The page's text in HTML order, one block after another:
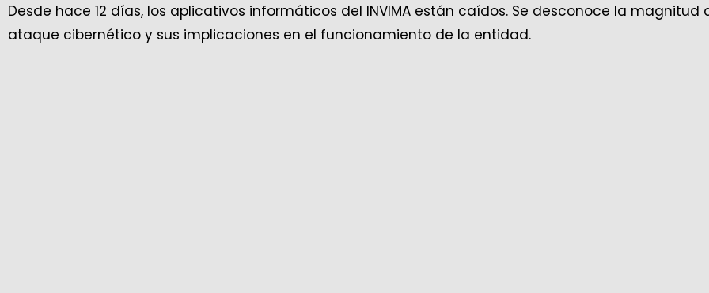
Desde hace 12 días, los aplicativos informáticos del INVIMA están caídos. Se desconoce la magnitud
ataque cibernético y sus implicaciones en el funcionamiento de la entidad.